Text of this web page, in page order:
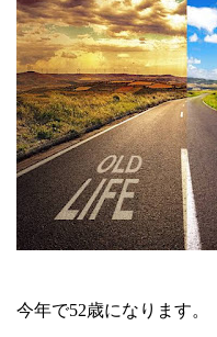
今年で52歳になります。